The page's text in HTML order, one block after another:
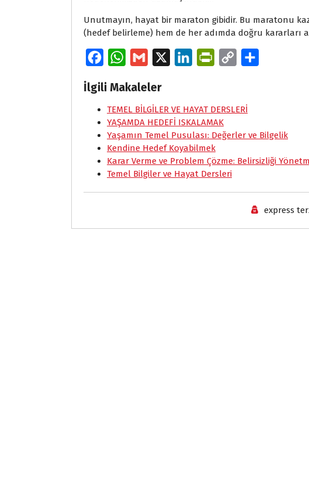
Unutmayın, hayat bir maraton gibidir. Bu maratonu
(hedef belirleme) hem de her adımda doğru kararları
c
e
b
o
o
k
W
a
t
s
A
p
p
a
i
l
k
e
d
I
n
n
t
F
r
i
d
y
n
İlgili Makaleler
TEMEL BİLGİLER VE HAYAT DERSLERİ
YAŞAMDA HEDEFİ ISKALAMAK
Yaşamın Temel Pusulası: Değerler ve Bilgelik
Kendine Hedef Koyabilmek
Karar Verme ve Problem Çözme: Belirsizliği
Temel Bilgiler ve Hayat Dersleri
express